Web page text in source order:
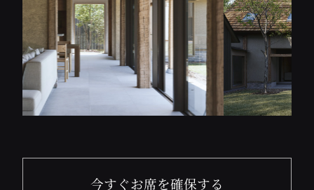
今すぐお席を確保する